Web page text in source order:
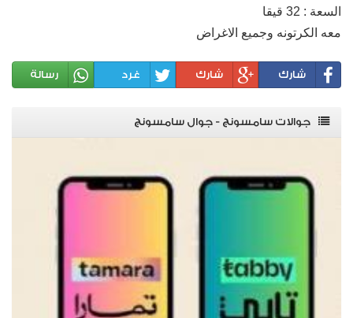
السعة : 32 قيقا
معه الكرتونه وجميع الاغراض
شارك شارك غرد رسالة
جوالات سامسونج - جوال سامسونج